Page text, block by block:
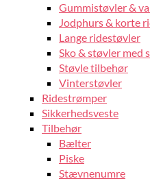
Gummistøvler &
Jodphurs & korte
Lange ridestøvler
Sko & støvler med
Støvle tilbehør
Vinterstøvler
Ridestrømper
Sikkerhedsveste
Tilbehør
Bælter
Piske
Stævnenumre